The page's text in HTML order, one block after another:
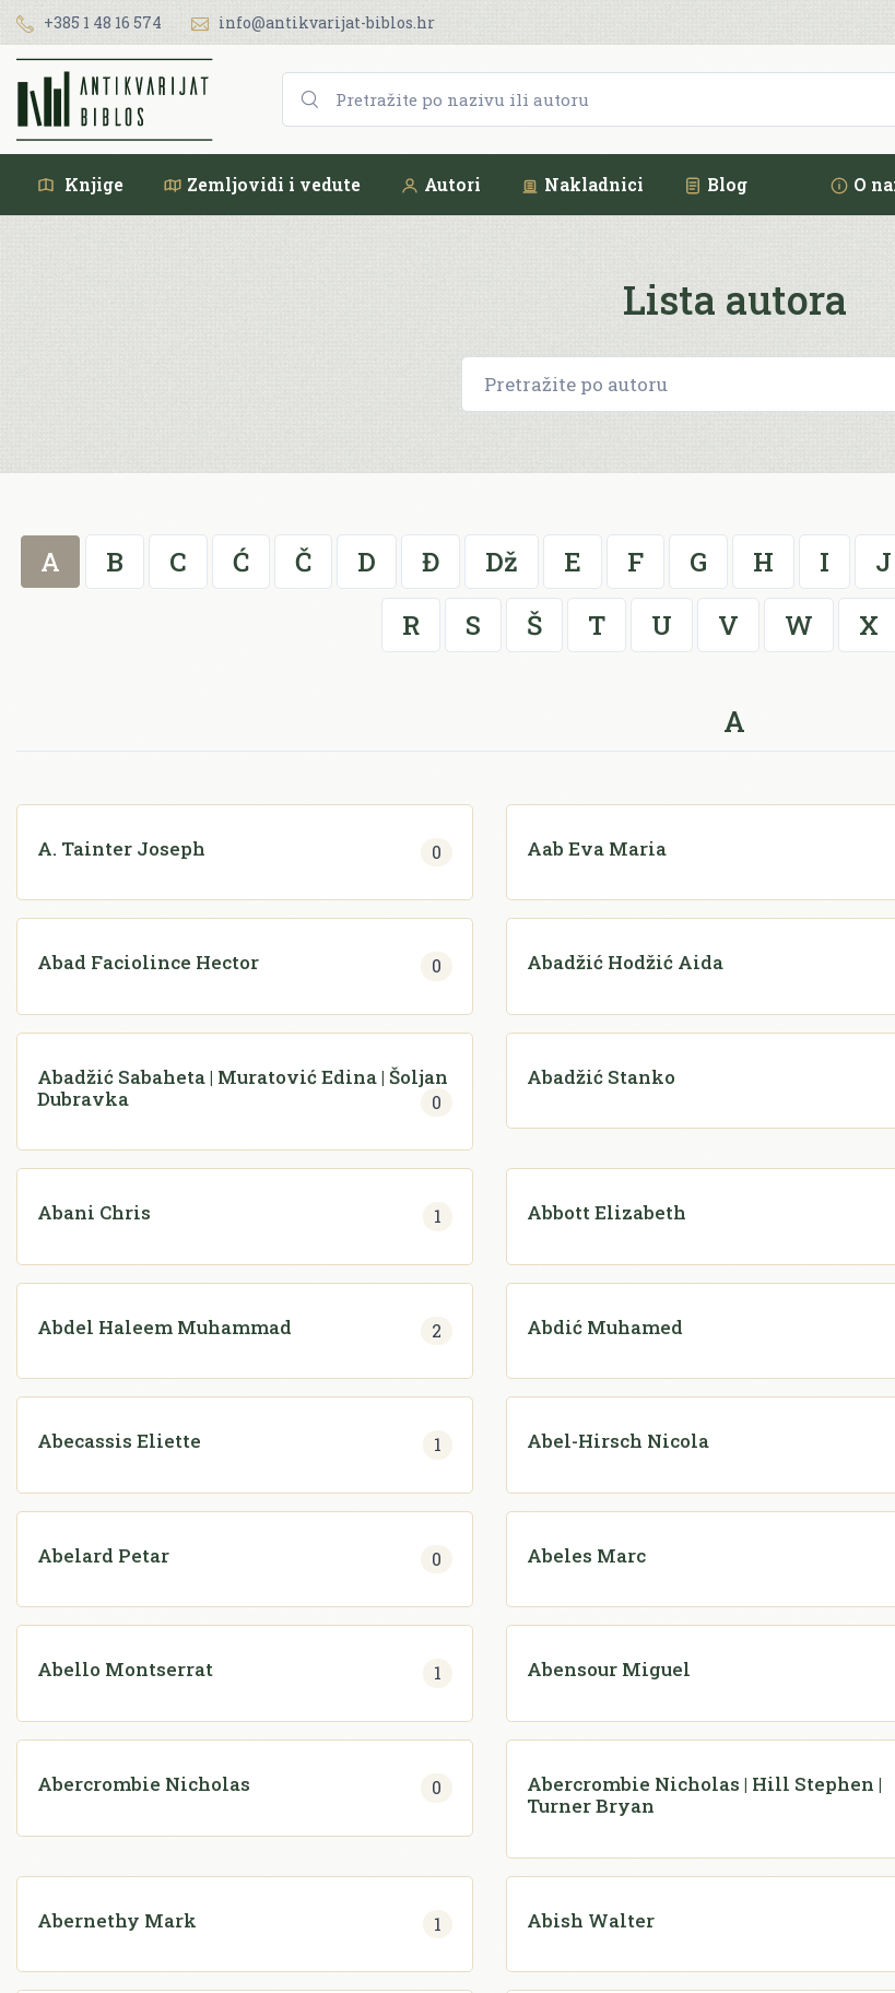
+385 1 48 16 574 info@antikvarijat-biblos.hr
Knjige Zemljovidi i vedute Autori Nakladnici Blog O
Lista autora
A B C Ć Č D Đ Dž E F G H I J
R
S Š T U V W X
A
A. Tainter Joseph 0 Aab Eva Maria
Abad Faciolince Hector 0 Abadžić Hodžić Aida
Abadžić Sabaheta | Muratović Edina | Šoljan
Dubravka
0
Abadžić Stanko
Abani Chris 1 Abbott Elizabeth
Abdel Haleem Muhammad 2 Abdić Muhamed
Abecassis Eliette 1 Abel-Hirsch Nicola
Abelard Petar 0 Abeles Marc
Abello Montserrat 1 Abensour Miguel
Abercrombie Nicholas 0
Abercrombie Nicholas | Hill Stephen |
Turner Bryan
Abernethy Mark 1 Abish Walter